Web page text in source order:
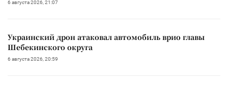
6 августа 2026, 21:07
Украинский дрон атаковал автомобиль врио главы
Шебекинского округа
6 августа 2026, 20:59